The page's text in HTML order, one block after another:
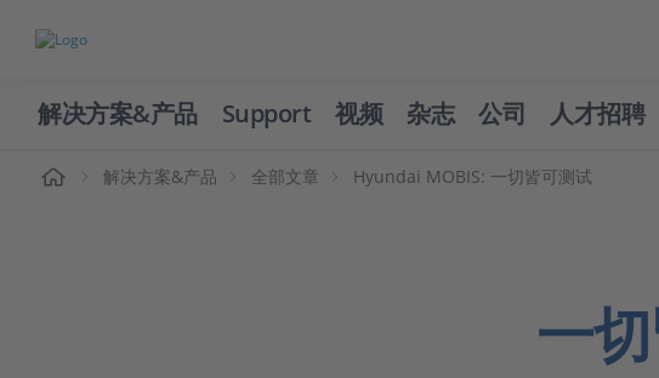
解决方案&产品 Support 视频 杂志 公司 人才招聘
解决方案&产品 全部文章 Hyundai MOBIS: 一切皆可测试
一